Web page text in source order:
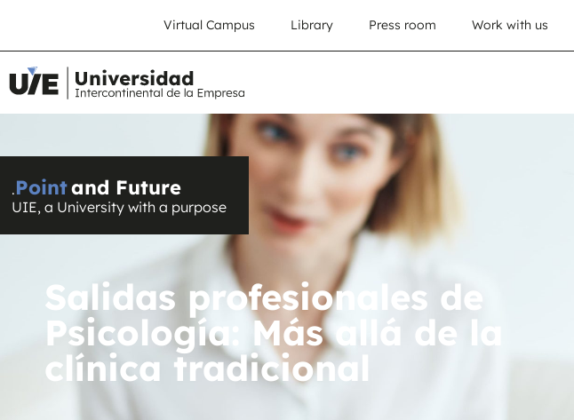
Virtual Campus Library Press room Work with us
.Pointand Future
UIE, a University with a purpose
Salidas profesionales de
Psicología: Más allá de la
clínica tradicional